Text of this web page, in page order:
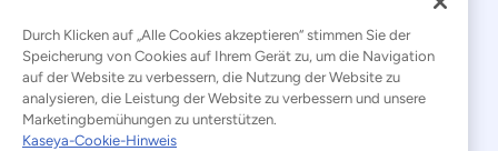
© 2026 Kaseya. Alle Rechte vorbehalten.
Deutsch
Durch Klicken auf „Alle Cookies akzeptieren“ stimmen Sie der
Speicherung von Cookies auf Ihrem Gerät zu, um die Navigation
auf der Website zu verbessern, die Nutzung der Website zu
analysieren, die Leistung der Website zu verbessern und unsere
Marketingbemühungen zu unterstützen.
Kaseya-Cookie-Hinweis